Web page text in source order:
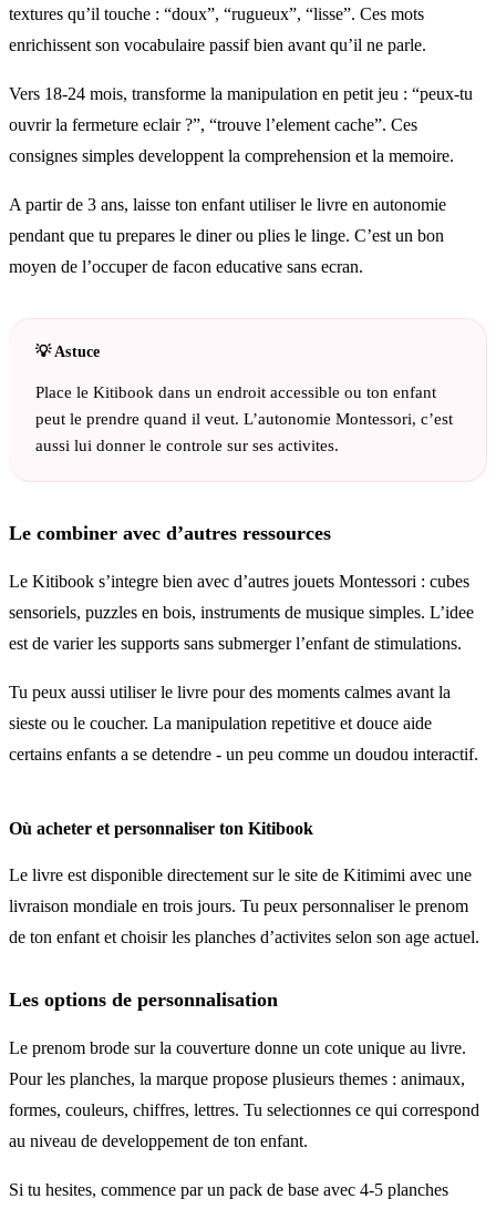
textures qu’il touche : “doux”, “rugueux”, “lisse”. Ces mots
enrichissent son vocabulaire passif bien avant qu’il ne parle.
Vers 18-24 mois, transforme la manipulation en petit jeu : “peux-tu
ouvrir la fermeture eclair ?”, “trouve l’element cache”. Ces
consignes simples developpent la comprehension et la memoire.
A partir de 3 ans, laisse ton enfant utiliser le livre en autonomie
pendant que tu prepares le diner ou plies le linge. C’est un bon
moyen de l’occuper de facon educative sans ecran.
Place le Kitibook dans un endroit accessible ou ton enfant
peut le prendre quand il veut. L’autonomie Montessori, c’est
aussi lui donner le controle sur ses activites.
Le combiner avec d’autres ressources
Le Kitibook s’integre bien avec d’autres jouets Montessori : cubes
sensoriels, puzzles en bois, instruments de musique simples. L’idee
est de varier les supports sans submerger l’enfant de stimulations.
Tu peux aussi utiliser le livre pour des moments calmes avant la
sieste ou le coucher. La manipulation repetitive et douce aide
certains enfants a se detendre - un peu comme un doudou interactif.
Où acheter et personnaliser ton Kitibook
Le livre est disponible directement sur le site de Kitimimi avec une
livraison mondiale en trois jours. Tu peux personnaliser le prenom
de ton enfant et choisir les planches d’activites selon son age actuel.
Les options de personnalisation
Le prenom brode sur la couverture donne un cote unique au livre.
Pour les planches, la marque propose plusieurs themes : animaux,
formes, couleurs, chiffres, lettres. Tu selectionnes ce qui correspond
au niveau de developpement de ton enfant.
Si tu hesites, commence par un pack de base avec 4-5 planches